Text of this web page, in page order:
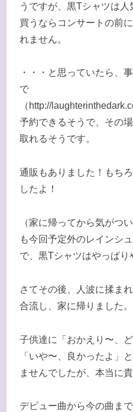
うですが、黒Tシャツは
買うならコンサートの前
れません。
・・・と思っていたら、
で
（http://
予約できるそうで、その
取れるそうです。
通販もありました！もち
したよ！
（家に帰ってから気がつ
も今回予定外のレインシ
で、黒Tシャツはやっぱり
さてその後、人波に揉ま
合流し、家に帰りました。
子供達に「おかえり〜、
「いや〜、良かったよ」
ませんでしたが、本当に
デビュー曲から今の曲ま